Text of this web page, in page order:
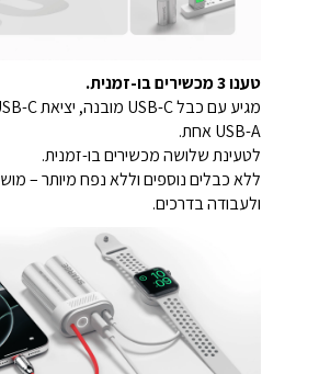
טענו 3 מכשירים בו-זמנית.
USB-A אחת.
לטעינת שלושה מכשירים בו-זמנית.
ללא כבלים נוספים וללא נפח מיותר –
ולעבודה בדרכים.